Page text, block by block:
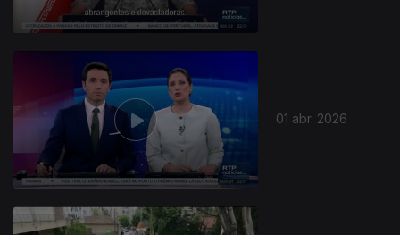
01 abr. 2026